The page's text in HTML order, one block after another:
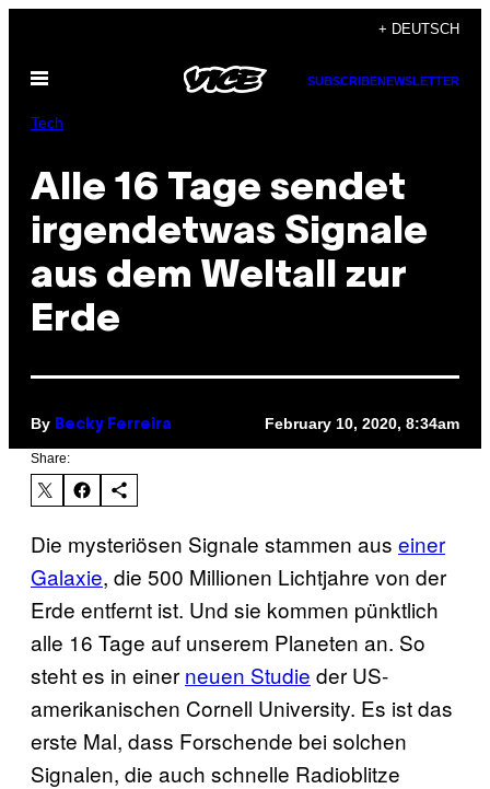
content
+ DEUTSCH
Open
SUBSCRIBENEWSLETTER
Tech
Alle 16 Tage sendet
irgendetwas Signale
aus dem Weltall zur
Erde
By Becky Ferreira February 10, 2020, 8:34am
Share:
Die mysteriösen Signale stammen aus einer
Galaxie, die 500 Millionen Lichtjahre von der
Erde entfernt ist. Und sie kommen pünktlich
alle 16 Tage auf unserem Planeten an. So
steht es in einer neuen Studie der US-
amerikanischen Cornell University. Es ist das
erste Mal, dass Forschende bei solchen
Signalen, die auch schnelle Radioblitze